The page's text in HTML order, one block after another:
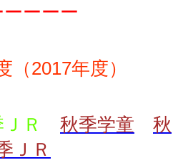
ーーーー
（2017年度）
Ｒ 秋季学童
秋
ＪＲ